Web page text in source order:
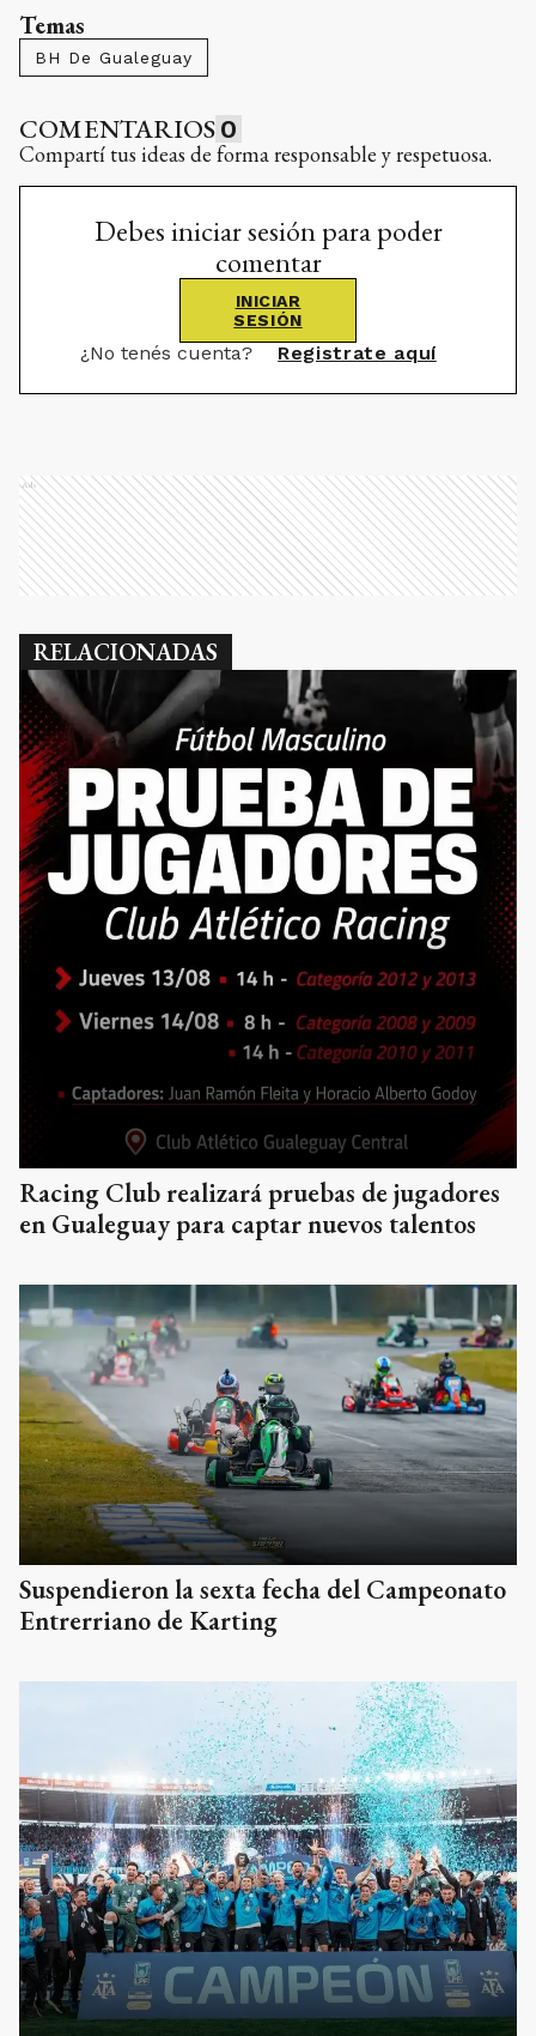
Temas
BH De Gualeguay
COMENTARIOS 0
Compartí tus ideas de forma responsable y respetuosa.
Debes iniciar sesión para poder
comentar
INICIAR
SESIÓN
¿No tenés cuenta? Registrate aquí
Ads
RELACIONADAS
Racing Club realizará pruebas de jugadores
en Gualeguay para captar nuevos talentos
Suspendieron la sexta fecha del Campeonato
Entrerriano de Karting